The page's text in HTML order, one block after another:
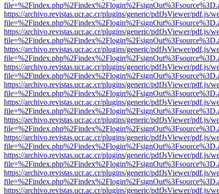
https://archivo.revistas.ucr.ac.cr/plugins/generic/pdfJsViewer/pdf.js/
https://archivo.revistas.ucr.ac.cr/plugins/generic/pdfJsViewer/pdf.js/
https://archivo.revistas.ucr.ac.cr/plugins/generic/pdfJsViewer/pdf.js/
https://archivo.revistas.ucr.ac.cr/plugins/generic/pdfJsViewer/pdf.js/
https://archivo.revistas.ucr.ac.cr/plugins/generic/pdfJsViewer/pdf.js/
https://archivo.revistas.ucr.ac.cr/plugins/generic/pdfJsViewer/pdf.js/
https://archivo.revistas.ucr.ac.cr/plugins/generic/pdfJsViewer/pdf.js/
https://archivo.revistas.ucr.ac.cr/plugins/generic/pdfJsViewer/pdf.js/
https://archivo.revistas.ucr.ac.cr/plugins/generic/pdfJsViewer/pdf.js/
https://archivo.revistas.ucr.ac.cr/plugins/generic/pdfJsViewer/pdf.js/
https://archivo.revistas.ucr.ac.cr/plugins/generic/pdfJsViewer/pdf.js/